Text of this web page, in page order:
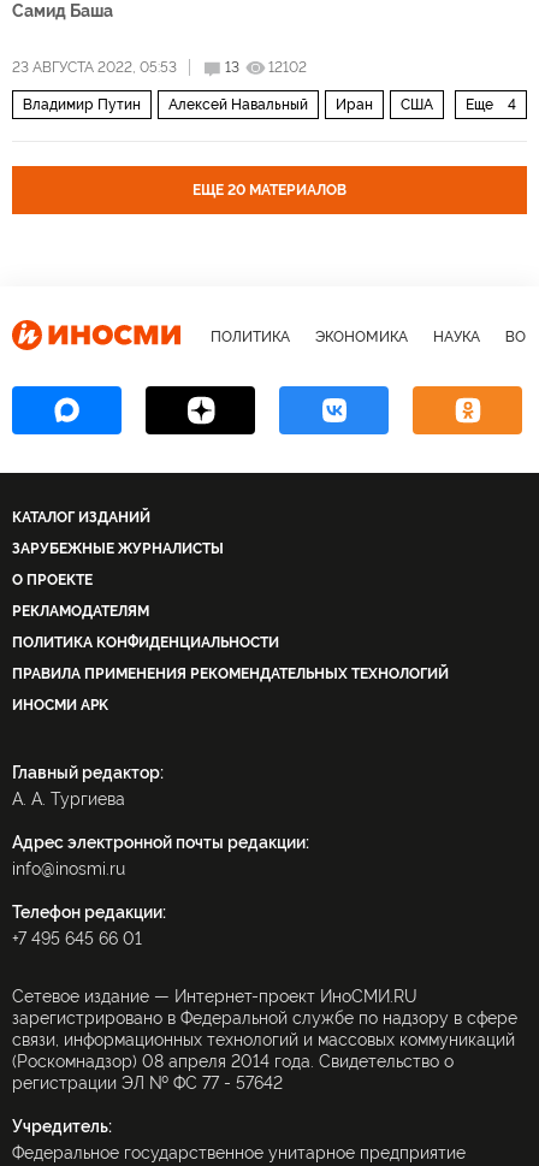
Самид Баша
23 АВГУСТА 2022, 05:53 13 12102
Еще 4
Владимир Путин Алексей Навальный Иран США
ЕЩЕ 20 МАТЕРИАЛОВ
ПОЛИТИКА ЭКОНОМИКА НАУКА
КАТАЛОГ ИЗДАНИЙ
ЗАРУБЕЖНЫЕ ЖУРНАЛИСТЫ
О ПРОЕКТЕ
РЕКЛАМОДАТЕЛЯМ
ПОЛИТИКА КОНФИДЕНЦИАЛЬНОСТИ
ПРАВИЛА ПРИМЕНЕНИЯ РЕКОМЕНДАТЕЛЬНЫХ ТЕХНОЛОГИЙ
ИНОСМИ APK
Главный редактор:
А. А. Тургиева
Адрес электронной почты редакции:
info@inosmi.ru
Телефон редакции:
+7 495 645 66 01
Сетевое издание — Интернет-проект ИноСМИ.RU
зарегистрировано в Федеральной службе по надзору в сфере
связи, информационных технологий и массовых коммуникаций
(Роскомнадзор) 08 апреля 2014 года. Свидетельство о
регистрации ЭЛ № ФС 77 - 57642
Учредитель:
Федеральное государственное унитарное предприятие